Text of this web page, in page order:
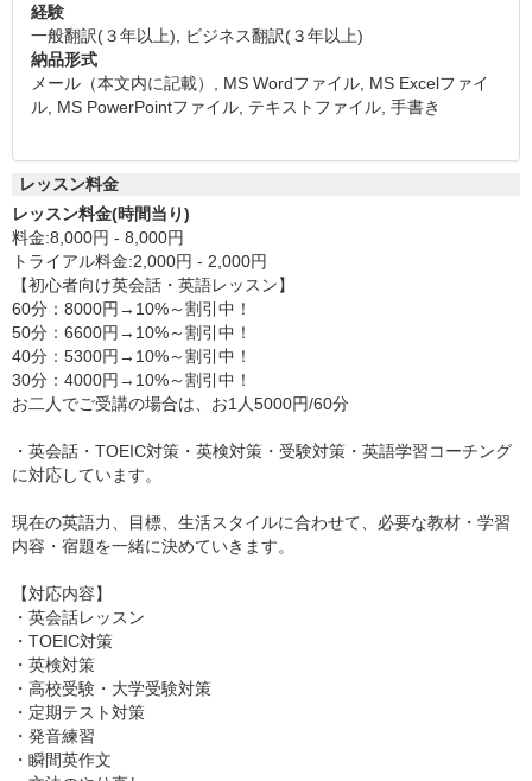
経験
一般翻訳(３年以上), ビジネス翻訳(３年以上)
納品形式
メール（本文内に記載）, MS Wordファイル, MS Excelファイ
ル, MS PowerPointファイル, テキストファイル, 手書き
レッスン料金
レッスン料金(時間当り)
料金:8,000円 - 8,000円
トライアル料金:2,000円 - 2,000円
【初心者向け英会話・英語レッスン】
60分：8000円→10%～割引中！
50分：6600円→10%～割引中！
40分：5300円→10%～割引中！
30分：4000円→10%～割引中！
お二人でご受講の場合は、お1人5000円/60分
・英会話・TOEIC対策・英検対策・受験対策・英語学習コーチング
に対応しています。
現在の英語力、目標、生活スタイルに合わせて、必要な教材・学習
内容・宿題を一緒に決めていきます。
【対応内容】
・英会話レッスン
・TOEIC対策
・英検対策
・高校受験・大学受験対策
・定期テスト対策
・発音練習
・瞬間英作文